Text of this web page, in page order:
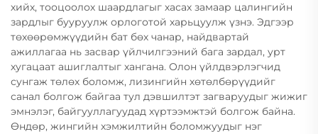
хийх, тооцоолох шаардлагыг хасах замаар цалингийн
зардлыг бууруулж орлоготой харьцуулж үзнэ. Эдгээр
төхөөрөмжүүдийн бат бөх чанар, найдвартай
ажиллагаа нь засвар үйлчилгээний бага зардал, урт
хугацаат ашиглалтыг хангана. Олон үйлдвэрлэгчид
сунгаж төлөх боломж, лизингийн хөтөлбөрүүдийг
санал болгож байгаа тул дэвшилтэт загваруудыг жижиг
эмнэлэг, байгууллагуудад хүртээмжтэй болгож байна.
Өндөр, жингийн хэмжилтийн боломжуудыг нэг